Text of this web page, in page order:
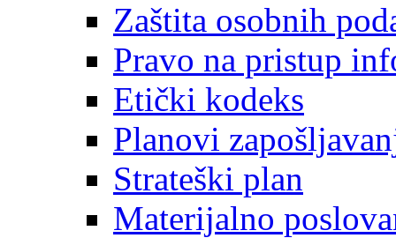
Zaštita osobnih
Pravo na pristup
Etički kodeks
Planovi
Strateški plan
Materijalno